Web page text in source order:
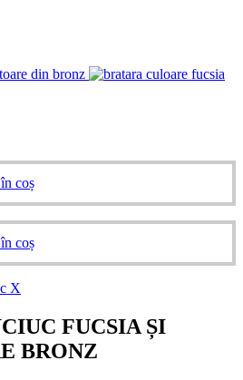
coș
coș
X
FUCSIA ȘI
BRONZ